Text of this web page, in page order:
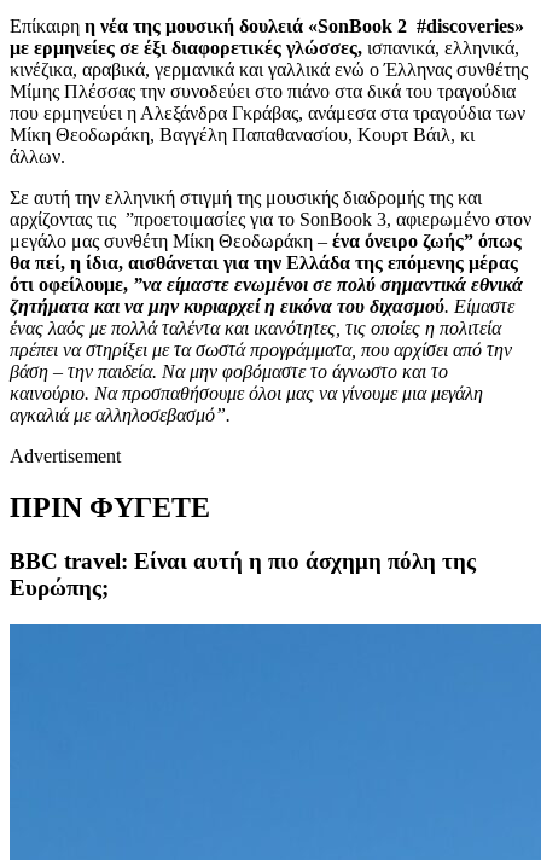
Επίκαιρη η νέα της μουσική δουλειά «SonBook 2 #discoveries»
με ερμηνείες σε έξι διαφορετικές γλώσσες, ισπανικά, ελληνικά,
κινέζικα, αραβικά, γερμανικά και γαλλικά ενώ ο Έλληνας συνθέτης
Μίμης Πλέσσας την συνοδεύει στο πιάνο στα δικά του τραγούδια
που ερμηνεύει η Αλεξάνδρα Γκράβας, ανάμεσα στα τραγούδια των
Μίκη Θεοδωράκη, Βαγγέλη Παπαθανασίου, Κουρτ Βάιλ, κι
άλλων.
Σε αυτή την ελληνική στιγμή της μουσικής διαδρομής της και
αρχίζοντας τις ”προετοιμασίες για το SonBook 3, αφιερωμένο στον
μεγάλο μας συνθέτη Μίκη Θεοδωράκη – ένα όνειρο ζωής” όπως
θα πεί, η ίδια, αισθάνεται για την Ελλάδα της επόμενης μέρας
ότι οφείλουμε, ”να είμαστε ενωμένοι σε πολύ σημαντικά εθνικά
ζητήματα και να μην κυριαρχεί η εικόνα του διχασμού. Είμαστε
ένας λαός με πολλά ταλέντα και ικανότητες, τις οποίες η πολιτεία
πρέπει να στηρίξει με τα σωστά προγράμματα, που αρχίσει από την
βάση – την παιδεία. Να μην φοβόμαστε το άγνωστο και το
καινούριο. Να προσπαθήσουμε όλοι μας να γίνουμε μια μεγάλη
αγκαλιά με αλληλοσεβασμό”.
Advertisement
ΠΡΙΝ ΦΥΓΕΤΕ
BBC travel: Είναι αυτή η πιο άσχημη πόλη της
Ευρώπης;